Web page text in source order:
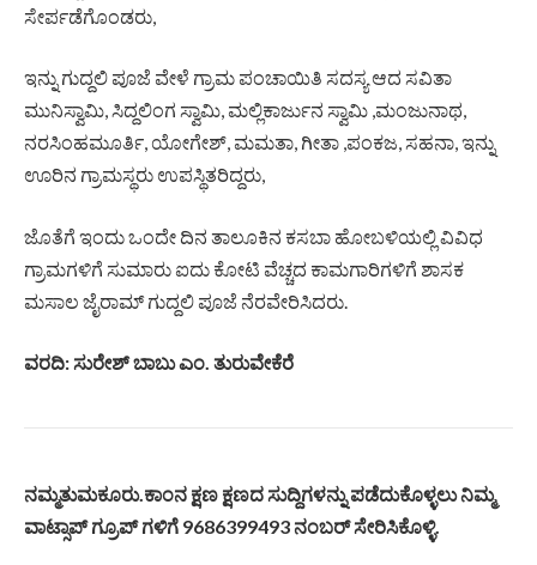
ಸೇರ್ಪಡೆಗೊಂಡರು,
ಇನ್ನು ಗುದ್ದಲಿ ಪೂಜೆ ವೇಳೆ ಗ್ರಾಮ ಪಂಚಾಯಿತಿ ಸದಸ್ಯ ಆದ ಸವಿತಾ
ಮುನಿಸ್ವಾಮಿ, ಸಿದ್ದಲಿಂಗ ಸ್ವಾಮಿ, ಮಲ್ಲಿಕಾರ್ಜುನ ಸ್ವಾಮಿ ,ಮಂಜುನಾಥ,
ನರಸಿಂಹಮೂರ್ತಿ, ಯೋಗೇಶ್, ಮಮತಾ, ಗೀತಾ ,ಪಂಕಜ, ಸಹನಾ, ಇನ್ನು
ಊರಿನ ಗ್ರಾಮಸ್ಥರು ಉಪಸ್ಥಿತರಿದ್ದರು,
ಜೊತೆಗೆ ಇಂದು ಒಂದೇ ದಿನ ತಾಲೂಕಿನ ಕಸಬಾ ಹೋಬಳಿಯಲ್ಲಿ ವಿವಿಧ
ಗ್ರಾಮಗಳಿಗೆ ಸುಮಾರು ಐದು ಕೋಟಿ ವೆಚ್ಚದ ಕಾಮಗಾರಿಗಳಿಗೆ ಶಾಸಕ
ಮಸಾಲ ಜೈರಾಮ್ ಗುದ್ದಲಿ ಪೂಜೆ ನೆರವೇರಿಸಿದರು.
ವರದಿ: ಸುರೇಶ್ ಬಾಬು ಎಂ. ತುರುವೇಕೆರೆ
ನಮ್ಮತುಮಕೂರು.ಕಾಂನ ಕ್ಷಣ ಕ್ಷಣದಸುದ್ದಿಗಳನ್ನು ಪಡೆದುಕೊಳ್ಳಲುನಿಮ್ಮ
ವಾಟ್ಸಾಪ್ ಗ್ರೂಪ್ ಗಳಿಗೆ 9686399493 ನಂಬರ್ಸೇರಿಸಿಕೊಳ್ಳಿ.